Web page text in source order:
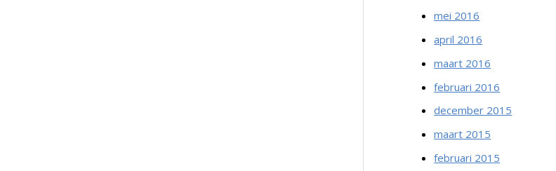
mei 2016
april 2016
maart 2016
februari 2016
december 2015
maart 2015
februari 2015